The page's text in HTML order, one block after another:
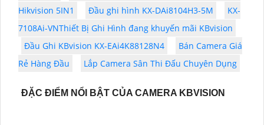
Hikvision 5IN1
Đầu ghi hình KX-DAi8104H3-5M
KX-
7108Ai-VNThiết Bị Ghi Hình đang khuyến mãi KBvision
Đầu Ghi KBvision KX-EAi4K88128N4
Bán Camera Giá
Rẻ Hàng Đầu
Lắp Camera Sân Thi Đấu Chuyên Dụng
ĐẶC ĐIỂM NỔI BẬT CỦA CAMERA KBVISION